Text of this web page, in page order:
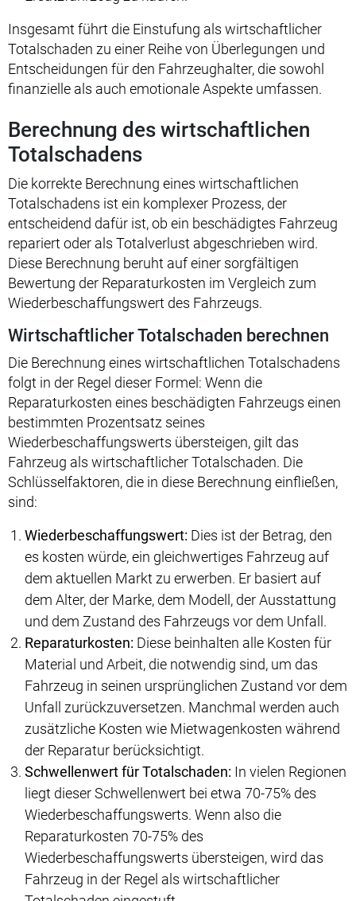
Insgesamt führt die Einstufung als wirtschaftlicher
Totalschaden zu einer Reihe von Überlegungen und
Entscheidungen für den Fahrzeughalter, die sowohl
finanzielle als auch emotionale Aspekte umfassen.
Berechnung des wirtschaftlichen
Totalschadens
Die korrekte Berechnung eines wirtschaftlichen
Totalschadens ist ein komplexer Prozess, der
entscheidend dafür ist, ob ein beschädigtes Fahrzeug
repariert oder als Totalverlust abgeschrieben wird.
Diese Berechnung beruht auf einer sorgfältigen
Bewertung der Reparaturkosten im Vergleich zum
Wiederbeschaffungswert des Fahrzeugs.
Wirtschaftlicher Totalschaden berechnen
Die Berechnung eines wirtschaftlichen Totalschadens
folgt in der Regel dieser Formel: Wenn die
Reparaturkosten eines beschädigten Fahrzeugs einen
bestimmten Prozentsatz seines
Wiederbeschaffungswerts übersteigen, gilt das
Fahrzeug als wirtschaftlicher Totalschaden. Die
Schlüsselfaktoren, die in diese Berechnung einfließen,
sind:
Wiederbeschaffungswert: Dies ist der Betrag, den
es kosten würde, ein gleichwertiges Fahrzeug auf
dem aktuellen Markt zu erwerben. Er basiert auf
dem Alter, der Marke, dem Modell, der Ausstattung
und dem Zustand des Fahrzeugs vor dem Unfall.
Reparaturkosten: Diese beinhalten alle Kosten für
Material und Arbeit, die notwendig sind, um das
Fahrzeug in seinen ursprünglichen Zustand vor dem
Unfall zurückzuversetzen. Manchmal werden auch
zusätzliche Kosten wie Mietwagenkosten während
der Reparatur berücksichtigt.
Schwellenwert für Totalschaden: In vielen Regionen
liegt dieser Schwellenwert bei etwa 70-75% des
Wiederbeschaffungswerts. Wenn also die
Reparaturkosten 70-75% des
Wiederbeschaffungswerts übersteigen, wird das
Fahrzeug in der Regel als wirtschaftlicher